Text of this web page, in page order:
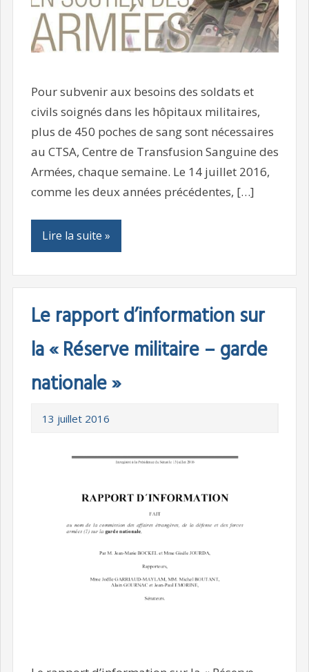
Pour subvenir aux besoins des soldats et
civils soignés dans les hôpitaux militaires,
plus de 450 poches de sang sont nécessaires
au CTSA, Centre de Transfusion Sanguine des
Armées, chaque semaine. Le 14 juillet 2016,
comme les deux années précédentes, […]
Lire la suite »
Le rapport d’information sur
la « Réserve militaire – garde
nationale »
13 juillet 2016